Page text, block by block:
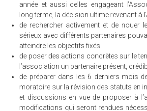
année et aussi celles engageant
long terme, la décision ultime revenant à
de rechercher activement et de nouer
sérieux avec différents partenaires
atteindre les objectifs fixés
de poser des actions concrètes sur le
l’association un partenaire présent,
de préparer dans les 6 derniers mois
moratoire sur la révision des statuts en
et discussions en vue de proposer à
modifications qui seront rendues